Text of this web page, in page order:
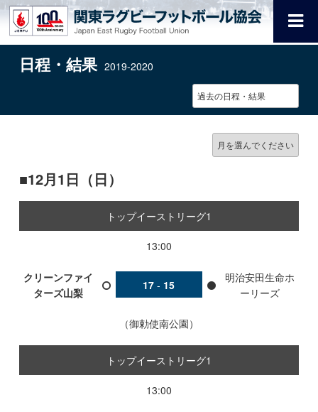
日程・結果 2019-2020
12月1日（日）
トップイーストリーグ1
13:00
クリーンファイ
ターズ山梨
17 - 15
明治安田生命ホ
ーリーズ
御勅使南公園
トップイーストリーグ1
13:00